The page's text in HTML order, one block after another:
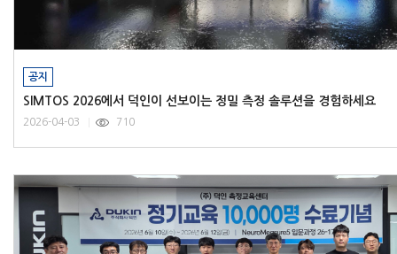
공지
SIMTOS 2026에서 덕인이 선보이는 정밀 측정 솔루션을 경험하세요
2026-04-03 710